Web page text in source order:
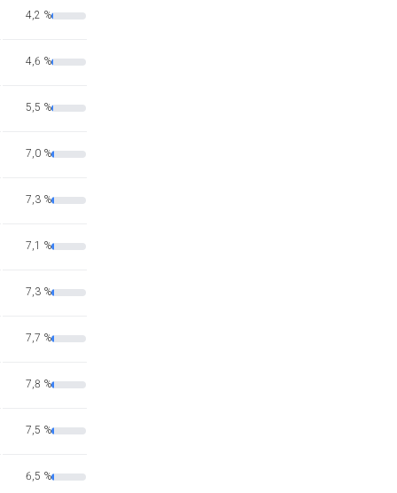
4,2 %
4,6 %
5,5 %
7,0 %
7,3 %
7,1 %
7,3 %
7,7 %
7,8 %
7,5 %
6,5 %